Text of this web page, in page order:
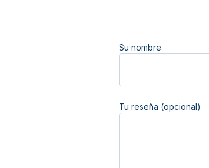
Su nombre
Tu reseña (opcional)